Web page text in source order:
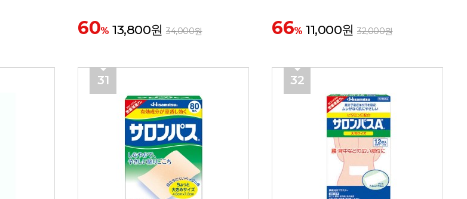
60% 13,800원 34,000원 66% 11,000원 32,000원
31 32